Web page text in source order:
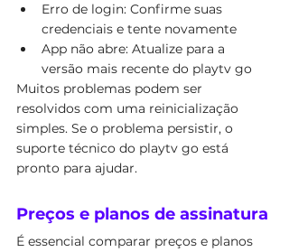
Erro de login: Confirme suas
credenciais e tente novamente
App não abre: Atualize para a
versão mais recente do playtv go
Muitos problemas podem ser
resolvidos com uma reinicialização
simples. Se o problema persistir, o
suporte técnico do playtv go está
pronto para ajudar.
Preços e planos de assinatura
É essencial comparar preços e planos